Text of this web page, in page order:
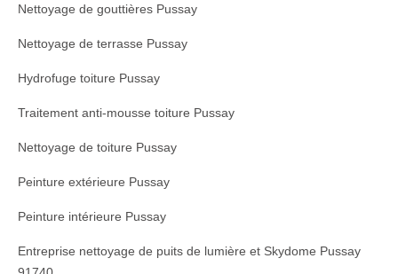
Nettoyage de gouttières Pussay
Nettoyage de terrasse Pussay
Hydrofuge toiture Pussay
Traitement anti-mousse toiture Pussay
Nettoyage de toiture Pussay
Peinture extérieure Pussay
Peinture intérieure Pussay
Entreprise nettoyage de puits de lumière et Skydome Pussay